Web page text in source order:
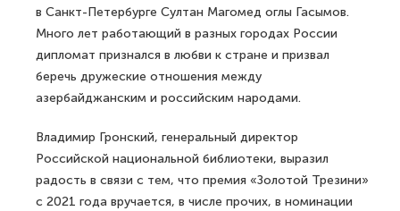
в Санкт-Петербурге Султан Магомед оглы Гасымов.
Много лет работающий в разных городах России
дипломат признался в любви к стране и призвал
беречь дружеские отношения между
азербайджанским и российским народами.
Владимир Гронский, генеральный директор
Российской национальной библиотеки, выразил
радость в связи с тем, что премия «Золотой Трезини»
с 2021 года вручается, в числе прочих, в номинации